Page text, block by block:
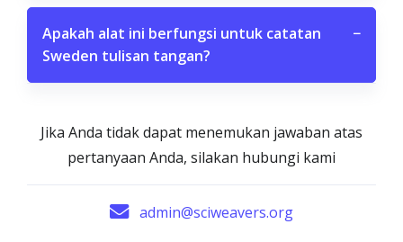
Apakah alat ini berfungsi untuk catatan
Sweden tulisan tangan?
−
Jika Anda tidak dapat menemukan jawaban atas
pertanyaan Anda, silakan hubungi kami
admin@sciweavers.org